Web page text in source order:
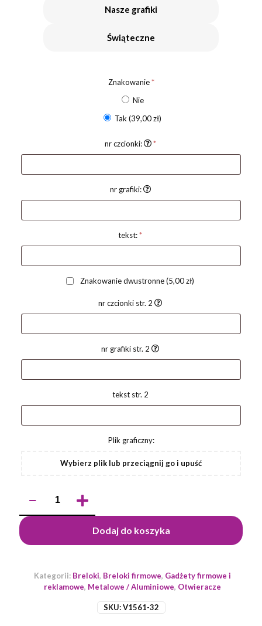
Nasze grafiki
Świąteczne
Znakowanie*
Nie
Tak (39,00 zł)
nr czcionki: *
nr grafiki:
tekst:*
Znakowanie dwustronne(5,00 zł)
nr czcionki str. 2
nr grafiki str. 2
tekst str. 2
Plik graficzny:
Wybierz plik lub przeciągnij go i upuść
Brelok
kluczy
i
otwieracz
kształcie
Dodaj do koszyka
SKU:V1561-32
Kategorii: Breloki, Breloki firmowe, Gadżety firmowe i
reklamowe, Metalowe / Aluminiowe, Otwieracze